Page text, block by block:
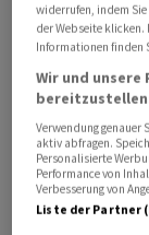
Alle
erarbeitet.
übernommen.
Der News-
widerrufen, indem
der Webseite klicken.
Informationen finden
Wir und
Verwendung
aktiv abfragen.
Personalisierte
Performance von
Verbesserung von
Liste der Partner